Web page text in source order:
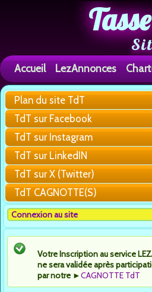
Accueil LezAnnonces
Plan du site TdT
TdT sur Facebook
TdT sur Instagram
TdT sur LinkedIN
TdT sur X (Twitter)
TdT CAGNOTTE(S)
Connexion au site
Votre Inscription au service
ne sera validée après
par notre ►CAGNOTTE TdT